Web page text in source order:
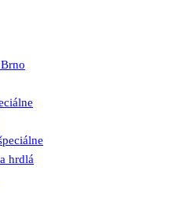
hrdlá